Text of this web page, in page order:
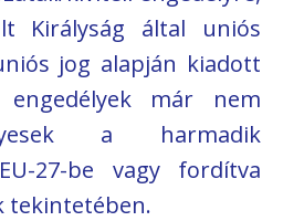
Királyság által uniós
jog alapján kiadott
engedélyek már nem
a harmadik
27-be vagy fordítva
tekintetében.